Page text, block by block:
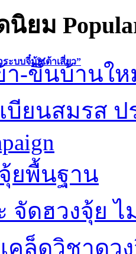
ะบบจี๋มุ้ยเต้าเสี่ยว”
นิยม
า-ขึ้นบ้านให
ยนสมรส ป
ยพื้นฐาน
จัดฮวงจุ้ย ไ
คล็ดวิชาดว